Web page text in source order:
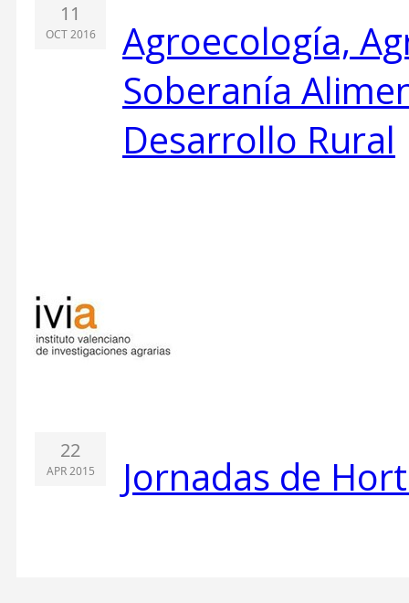
11
OCT 2016
Agroecología,
Soberanía
Desarrollo Rural
22
APR 2015 Jornadas de